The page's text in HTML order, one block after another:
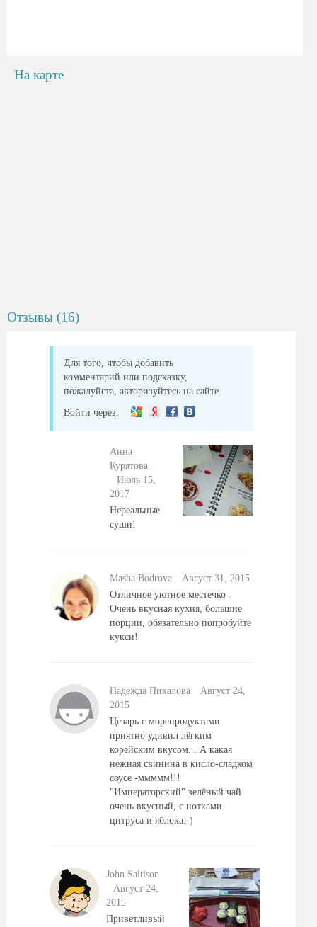
На карте
Отзывы (16)
Для того, чтобы добавить
комментарий или подсказку,
пожалуйста, авторизуйтесь на сайте.
Войти через:
Анна
Курятова
Июль 15,
2017
Нереальные
суши!
Masha Bodrova
Август 31, 2015
Отличное уютное местечко .
Очень вкусная кухня, большие
порции, обязательно попробуйте
кукси!
Надежда Пикалова
Август 24,
2015
Цезарь с морепродуктами
приятно удивил лёгким
корейским вкусом... А какая
нежная свинина в кисло-сладком
соусе -ммммм!!!
"Императорский" зелёный чай
очень вкусный, с нотками
цитруса и яблока:-)
John Saltison
Август 24,
2015
Приветливый